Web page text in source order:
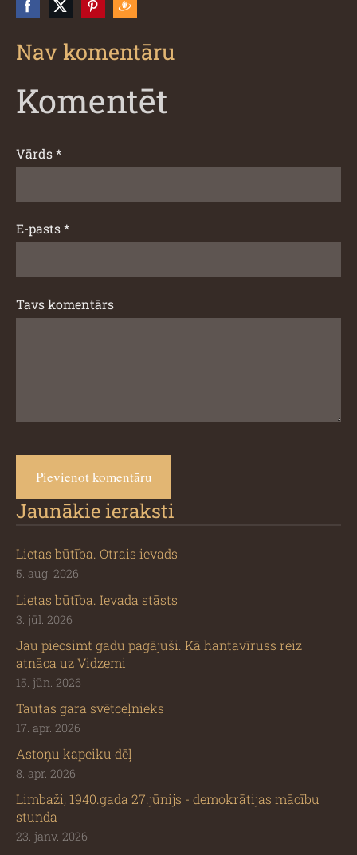
Jaunākie ieraksti
Lietas būtība. Otrais ievads
5. aug. 2026
Lietas būtība. Ievada stāsts
3. jūl. 2026
Jau piecsimt gadu pagājuši. Kā hantavīruss reiz
atnāca uz Vidzemi
15. jūn. 2026
Tautas gara svētceļnieks
17. apr. 2026
Astoņu kapeiku dēļ
8. apr. 2026
Limbaži, 1940.gada 27.jūnijs - demokrātijas mācību
stunda
23. janv. 2026
Nav komentāru
Komentēt
Vārds *
E-pasts *
Tavs komentārs